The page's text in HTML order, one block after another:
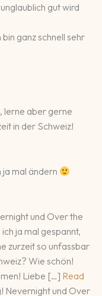
gut wird
ganz schnell sehr
lerne aber gerne
in der Schweiz!
mal ändern
und Over the
ja mal gespannt,
zurzeit so unfassbar
Wie schön!
Liebe […] Read
Nevernight und Over